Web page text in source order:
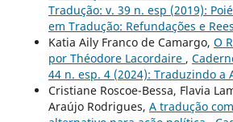
Tradução: v. 39 n. esp (2019):
em Tradução: Refundações e
Katia Aily Franco de Camargo, O
por Théodore Lacordaire ,
44 n. esp. 4 (2024): Traduzindo a
Cristiane Roscoe-Bessa, Flavia
Araújo Rodrigues, A tradução